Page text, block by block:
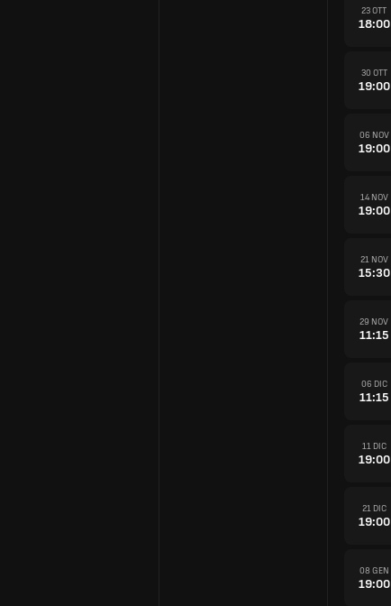
23 OTT
18:00
30 OTT
19:00
06 NOV
19:00
14 NOV
19:00
21 NOV
15:30
29 NOV
11:15
06 DIC
11:15
11 DIC
19:00
21 DIC
19:00
08 GEN
19:00